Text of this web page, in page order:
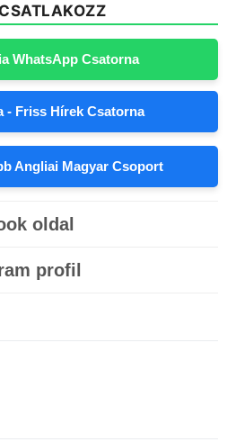
WhatsApp Csatorna
- Friss Hírek Csatorna
Angliai Magyar Csoport
oldal
profil